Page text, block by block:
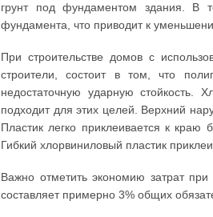
грунт под фундаментом здания. В
фундамента, что приводит к
При строительстве домов с
строители, состоит в том, что
недостаточную ударную
подходит для этих целей. Верхний
Пластик легко приклеивается к краю
Гибкий хлорвиниловый пластик
Важно отметить экономию затрат
составляет примерно 3% общих